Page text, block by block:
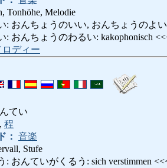
Tonhöhe, Melodie
: おんちょうのいい, おんちょうのよい:
: おんちょうのわるい: kakophonisch
ロディー
てい
, 程
： 音楽
Stufe
: おんていがくるう: sich verstimmen